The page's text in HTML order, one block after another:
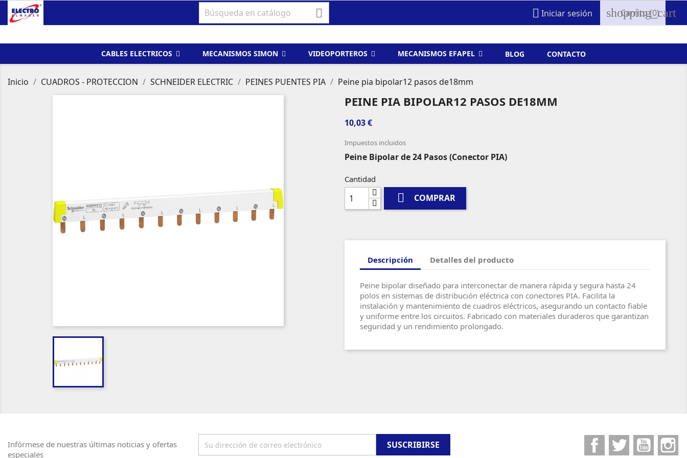
  Iniciar sesión shopping_cart
Carrito(0)
CABLES ELECTRICOS MECANISMOS SIMON VIDEOPORTEROS MECANISMOS EFAPEL BLOG CONTACTO
Inicio CUADROS - PROTECCION SCHNEIDER ELECTRIC PEINES PUENTES PIA Peine pia bipolar12 pasos de18mm
PEINE PIA BIPOLAR12 PASOS DE18MM
10,03 €
Impuestos incluidos
Peine Bipolar de 24 Pasos (Conector PIA)
Cantidad
 COMPRAR
Descripción Detalles del producto
Peine bipolar diseñado para interconectar de manera rápida y segura hasta 24
polos en sistemas de distribución eléctrica con conectores PIA. Facilita la
instalación y mantenimiento de cuadros eléctricos, asegurando un contacto fiable
y uniforme entre los circuitos. Fabricado con materiales duraderos que garantizan
seguridad y un rendimiento prolongado.
Infórmese de nuestras últimas noticias y ofertas
especiales
FacebookTwitter YouTube